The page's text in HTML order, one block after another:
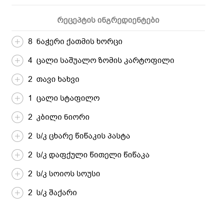
რეცეპტის ინგრედიენტები
8 ნაჭერი ქათმის ხორცი
4 ცალი საშუალო ზომის კარტოფილი
2 თავი ხახვი
1 ცალი სტაფილო
2 კბილი ნიორი
2 ს/კ ცხარე წიწაკის პასტა
2 ს/კ დაფქული წითელი წიწაკა
2 ს/კ სოიოს სოუსი
2 ს/კ შაქარი